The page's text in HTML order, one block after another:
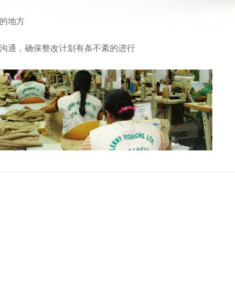
地方
通，确保整改计划有条不紊的进行